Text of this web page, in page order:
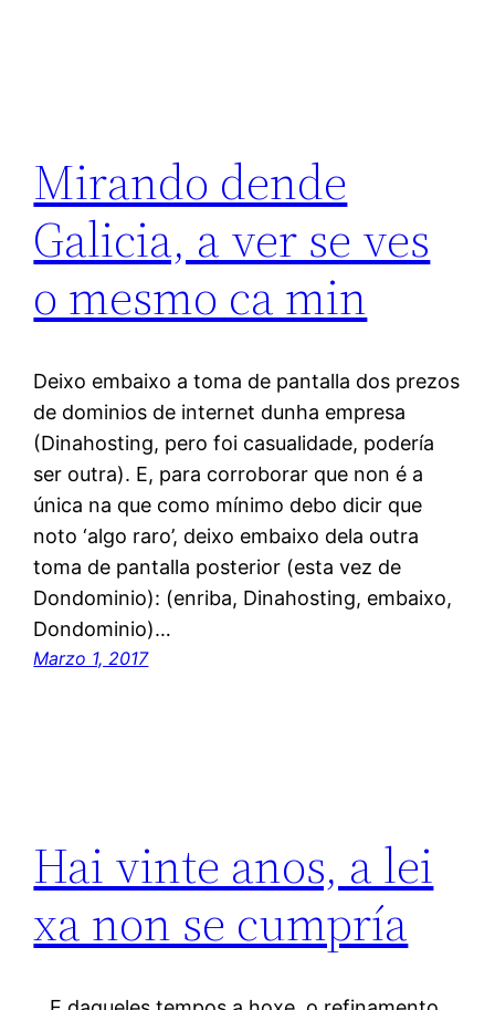
Mirando dende
Galicia, a ver se ves
o mesmo ca min
Deixo embaixo a toma de pantalla dos prezos
de dominios de internet dunha empresa
(Dinahosting, pero foi casualidade, podería
ser outra). E, para corroborar que non é a
única na que como mínimo debo dicir que
noto ‘algo raro’, deixo embaixo dela outra
toma de pantalla posterior (esta vez de
Dondominio): (enriba, Dinahosting, embaixo,
Dondominio)…
Marzo 1, 2017
Hai vinte anos, a lei
xa non se cumpría